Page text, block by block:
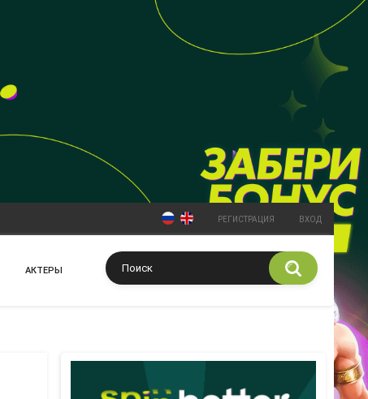
РЕГИСТРАЦИЯ ВХОД
АКТЕРЫ